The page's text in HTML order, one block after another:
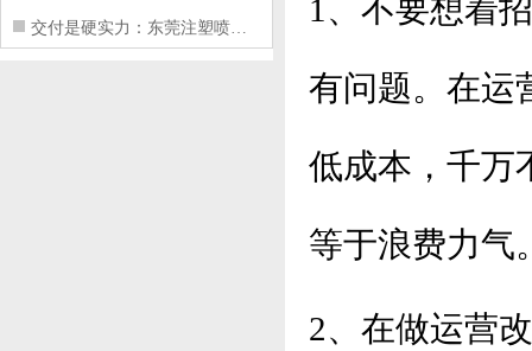
交付是硬实力：东莞注塑喷油厂如何用齐 1、不要想着
有问题。 在运
低成本， 千万
等于浪费力气
2、在做运营